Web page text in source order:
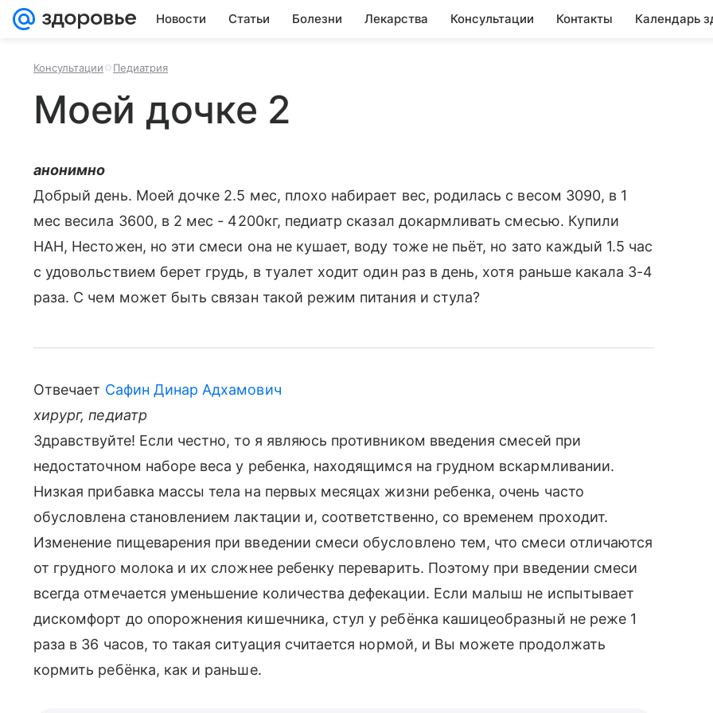
Новости Статьи Болезни Лекарства Консультации Контакты Календарь
Консультации Педиатрия
Моей дочке 2
анонимно
Добрый день. Моей дочке 2.5 мес, плохо набирает вес, родилась с весом 3090, в 1
мес весила 3600, в 2 мес - 4200кг, педиатр сказал докармливать смесью. Купили
НАН, Нестожен, но эти смеси она не кушает, воду тоже не пьёт, но зато каждый 1.5 час
с удовольствием берет грудь, в туалет ходит один раз в день, хотя раньше какала 3-4
раза. С чем может быть связан такой режим питания и стула?
Отвечает Сафин Динар Адхамович
хирург, педиатр
Здравствуйте! Если честно, то я являюсь противником введения смесей при
недостаточном наборе веса у ребенка, находящимся на грудном вскармливании.
Низкая прибавка массы тела на первых месяцах жизни ребенка, очень часто
обусловлена становлением лактации и, соответственно, со временем проходит.
Изменение пищеварения при введении смеси обусловлено тем, что смеси отличаются
от грудного молока и их сложнее ребенку переварить. Поэтому при введении смеси
всегда отмечается уменьшение количества дефекации. Если малыш не испытывает
дискомфорт до опорожнения кишечника, стул у ребёнка кашицеобразный не реже 1
раза в 36 часов, то такая ситуация считается нормой, и Вы можете продолжать
кормить ребёнка, как и раньше.